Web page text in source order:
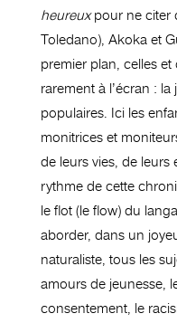
heureuxpour ne citer
Toledano), Akoka et
premier plan, celles
rarement à l’écran :
populaires. Ici les
monitrices et
de leurs vies, de leurs
rythme de cette
le flot (le flow) du
aborder, dans un
naturaliste, tous les
amours de jeunesse,
consentement, le